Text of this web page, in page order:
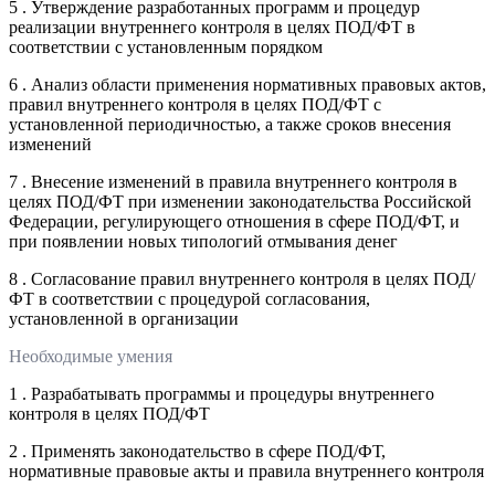
5 . Утверждение разработанных программ и процедур
реализации внутреннего контроля в целях ПОД/ФТ в
соответствии с установленным порядком
6 . Анализ области применения нормативных правовых актов,
правил внутреннего контроля в целях ПОД/ФТ с
установленной периодичностью, а также сроков внесения
изменений
7 . Внесение изменений в правила внутреннего контроля в
целях ПОД/ФТ при изменении законодательства Российской
Федерации, регулирующего отношения в сфере ПОД/ФТ, и
при появлении новых типологий отмывания денег
8 . Согласование правил внутреннего контроля в целях ПОД/
ФТ в соответствии с процедурой согласования,
установленной в организации
Необходимые умения
1 . Разрабатывать программы и процедуры внутреннего
контроля в целях ПОД/ФТ
2 . Применять законодательство в сфере ПОД/ФТ,
нормативные правовые акты и правила внутреннего контроля